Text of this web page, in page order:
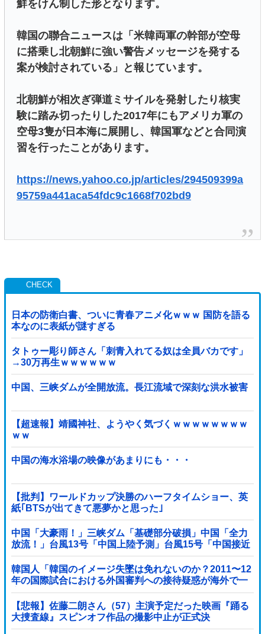
鮮をけん制した形となります。
韓国の聯合ニュースは「米韓両軍の幹部が空母
に搭乗し北朝鮮に強い警告メッセージを発する
案が検討されている」と報じています。
北朝鮮が相次ぎ弾道ミサイルを発射したり核実
験に踏み切ったりした2017年にもアメリカ軍の
空母3隻が日本海に展開し、韓国軍などと合同演
習を行ったことがあります。
https://news.yahoo.co.jp/articles/294509399a
95759a441aca54fdc9c1668f702bd9
日本の防衛白書、ついに青春アニメ化ｗｗｗ 国防を語る
本なのに表紙が謎すぎる
タトゥー彫り師さん「刺青入れてる奴は全員バカです」
→30万再生ｗｗｗｗｗｗ
中国、三峡ダムが全開放流。長江流域で深刻な洪水被害
【超速報】靖國神社、ようやく気づくｗｗｗｗｗｗｗｗ
ｗｗ
中国の海水浴場の映像があまりにも・・・
【批判】ワールドカップ決勝のハーフタイムショー、英
紙｢BTSが出てきて悪夢かと思った｣
中国「大豪雨！」三峡ダム「基礎部分破損」中国「全力
放流！」台風13号「中国上陸予測」台風15号「中国接近
（画像」中国「台風同時上陸！（穀物生産が壊滅危機」
→
韓国人「韓国のイメージ失墜は免れないのか？2011〜12
年の国際試合における外国審判への接待疑惑が海外で一
斉に報じられる‥」
【悲報】佐藤二朗さん（57）主演予定だった映画『踊る
大捜査線』スピンオフ作品の撮影中止が正式決
定・・・・・・・・・他